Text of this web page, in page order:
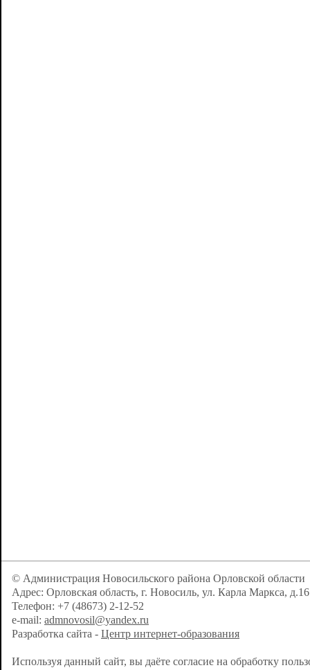
© Администрация Новосильского района Орловской области
Адрес: Орловская область, г. Новосиль, ул. Карла Маркса, д.16
Телефон: +7 (48673) 2-12-52
e-mail: admnovosil@yandex.ru
Разработка сайта - Центр интернет-образования
Используя данный сайт, вы даёте согласие на обработку